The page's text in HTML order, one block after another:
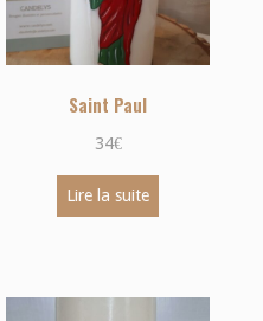
Saint Paul
34€
Lire la suite